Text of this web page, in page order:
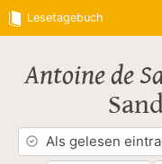
Lesetagebuch
Antoine de
Als gelesen